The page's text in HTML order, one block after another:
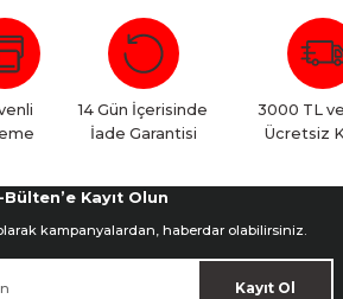
14 Gün İçerisinde
İade Garantisi
3000 TL
Ücretsiz
Bülten’e Kayıt Olun
kampanyalardan, haberdar olabilirsiniz.
Kayıt Ol